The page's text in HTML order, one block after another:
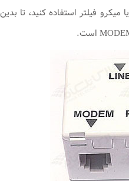
فیلتر استفاده کنید، تا